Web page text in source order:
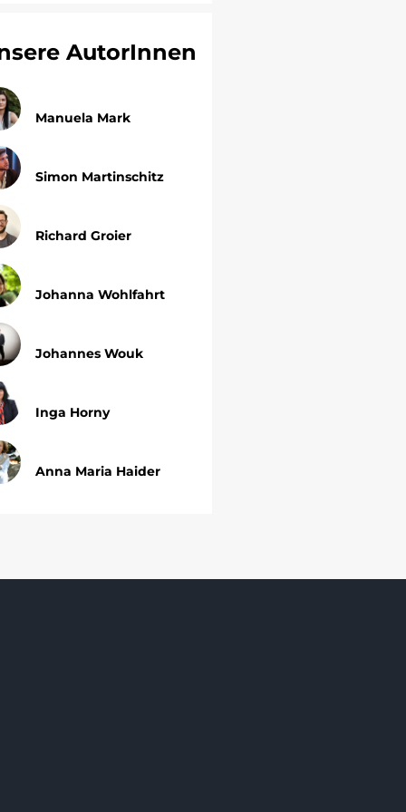
AutorInnen
Manuela Mark
Simon Martinschitz
Richard Groier
Johanna Wohlfahrt
Johannes Wouk
Inga Horny
Anna Maria Haider